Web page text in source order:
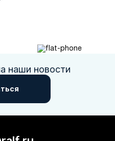
наши новости